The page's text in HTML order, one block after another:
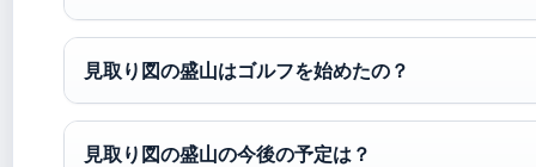
見取り図の盛山はゴルフを始めたの？
見取り図の盛山の今後の予定は？